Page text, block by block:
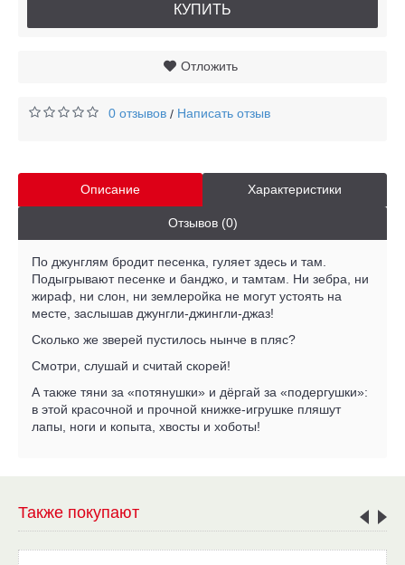
КУПИТЬ
Отложить
0 отзывов / Написать отзыв
Описание Характеристики
Отзывов (0)
По джунглям бродит песенка, гуляет здесь и там.
Подыгрывают песенке и банджо, и тамтам. Ни зебра, ни
жираф, ни слон, ни землеройка не могут устоять на
месте, заслышав джунгли-джингли-джаз!
Сколько же зверей пустилось нынче в пляс?
Смотри, слушай и считай скорей!
А также тяни за «потянушки» и дёргай за «подергушки»:
в этой красочной и прочной книжке-игрушке пляшут
лапы, ноги и копыта, хвосты и хоботы!
Также покупают